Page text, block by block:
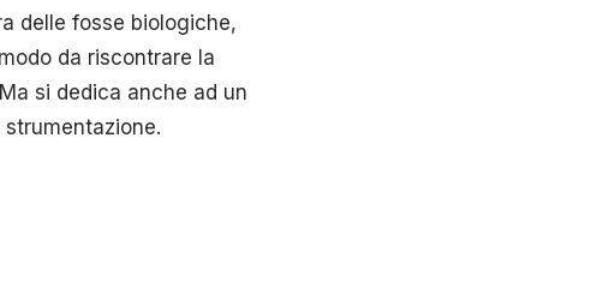
delle fosse biologiche,
da riscontrare la
si dedica anche ad un